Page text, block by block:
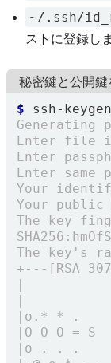
~/.ssh/
ストに登録し
秘密鍵と公開鍵
$